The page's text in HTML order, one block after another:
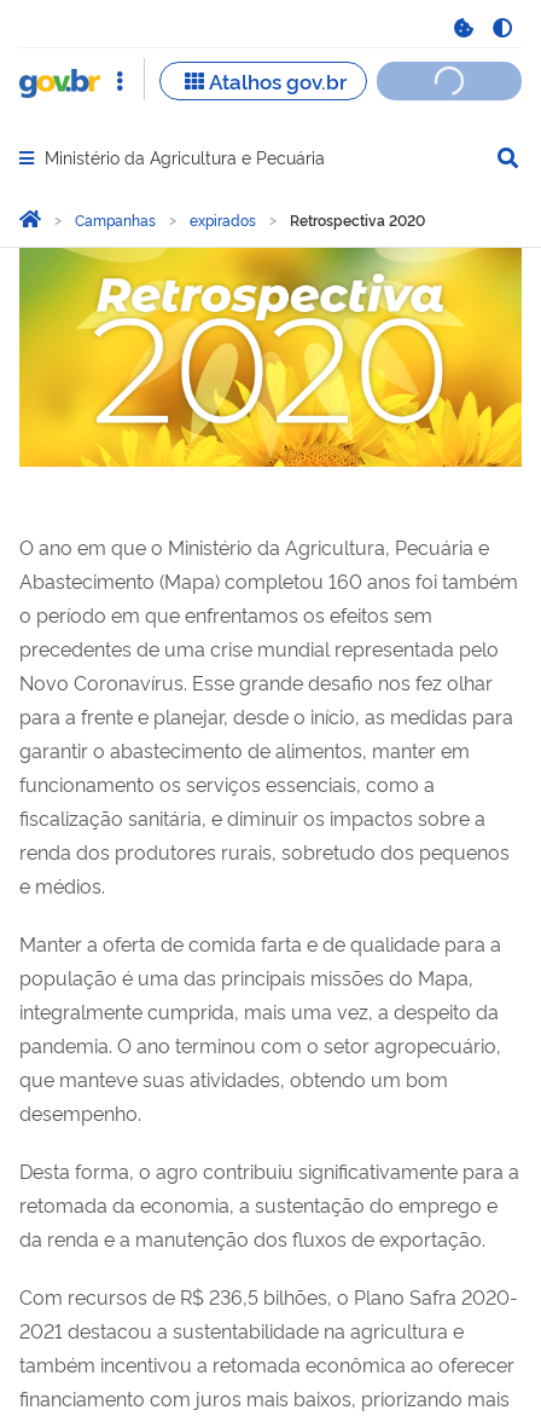
Abrir menu principal de navegação
Ministério da Agricultura e Pecuária
Você está aqui:
Página Inicial
Campanhas expirados Retrospectiva 2020
Retrospectiva 2020
O ano em que o Ministério da Agricultura, Pecuária e
Abastecimento (Mapa) completou 160 anos foi também
o período em que enfrentamos os efeitos sem
precedentes de uma crise mundial representada pelo
Novo Coronavírus. Esse grande desafio nos fez olhar
para a frente e planejar, desde o início, as medidas para
garantir o abastecimento de alimentos, manter em
funcionamento os serviços essenciais, como a
fiscalização sanitária, e diminuir os impactos sobre a
renda dos produtores rurais, sobretudo dos pequenos
e médios.
Manter a oferta de comida farta e de qualidade para a
população é uma das principais missões do Mapa,
integralmente cumprida, mais uma vez, a despeito da
pandemia. O ano terminou com o setor agropecuário,
que manteve suas atividades, obtendo um bom
desempenho.
Desta forma, o agro contribuiu significativamente para a
retomada da economia, a sustentação do emprego e
da renda e a manutenção dos fluxos de exportação.
Com recursos de R$ 236,5 bilhões, o Plano Safra 2020-
2021 destacou a sustentabilidade na agricultura e
também incentivou a retomada econômica ao oferecer
financiamento com juros mais baixos, priorizando mais